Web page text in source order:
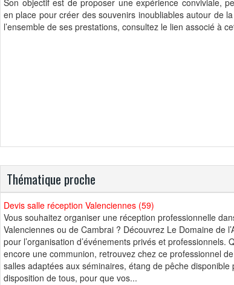
Son objectif est de proposer une expérience conviviale,
en place pour créer des souvenirs inoubliables autour de
l’ensemble de ses prestations, consultez le lien associé à
Thématique proche
Devis salle réception Valenciennes (59)
Vous souhaitez organiser une réception professionnelle
Valenciennes ou de Cambrai ? Découvrez Le Domaine de
pour l’organisation d’événements privés et
encore une communion, retrouvez chez ce professionnel
salles adaptées aux séminaires, étang de pêche
disposition de tous, pour que vos...